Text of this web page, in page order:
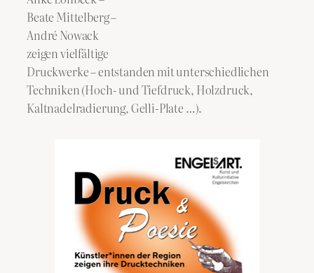
Beate Mittelberg –
André Nowack
zeigen vielfältige
Druckwerke – entstanden mit unterschiedlichen
Techniken (Hoch- und Tiefdruck, Holzdruck,
Kaltnadelradierung, Gelli-Plate …).